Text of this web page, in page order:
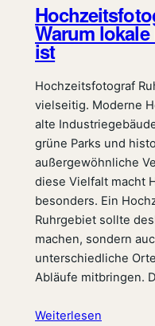
Warum
ist
Hochzeitsfotograf
vielseitig. Moderne
alte
grüne Parks und
außergewöhnliche
diese Vielfalt macht
besonders. Ein
Ruhrgebiet sollte
machen, sondern
unterschiedliche
Abläufe mitbringen.
Weiterlesen